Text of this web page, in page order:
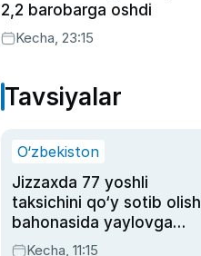
2,2 barobarga oshdi
Kecha, 23:15
Tavsiyalar
O‘zbekiston
Jizzaxda 77 yoshli
taksichini qo‘y sotib olish
bahonasida yaylovga
olib borib o‘ldirgan yigit
Kecha, 11:15